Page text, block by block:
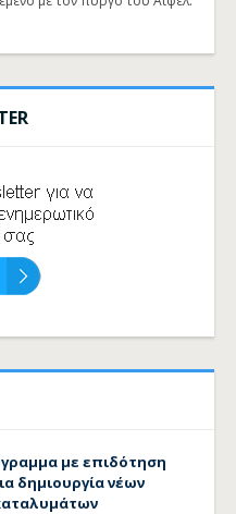
με επιδότηση
δημιουργία νέων